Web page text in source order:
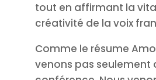
tout en affirmant la
créativité de la voix
Comme le résume
venons pas seulement